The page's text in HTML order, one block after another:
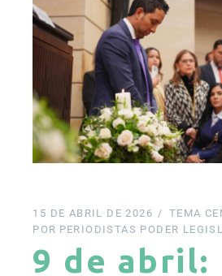
15 DE ABRIL DE 2026
TEMA
POR PERIODISTAS PODER
9 de abril: